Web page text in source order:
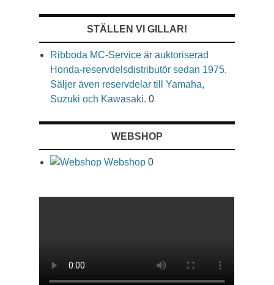
STÄLLEN VI GILLAR!
Ribboda MC-Service är auktoriserad
Honda-reservdelsdistributör sedan 1975.
Säljer även reservdelar till Yamaha,
Suzuki och Kawasaki. 0
WEBSHOP
Webshop 0